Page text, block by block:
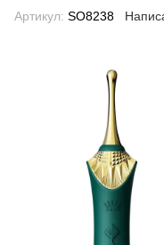
Артикул: SO8238